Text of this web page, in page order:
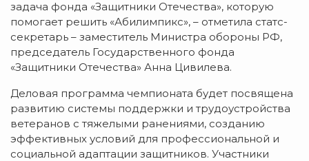
задача фонда «Защитники Отечества», которую
помогает решить «Абилимпикс», – отметила статс-
секретарь – заместитель Министра обороны РФ,
председатель Государственного фонда
«Защитники Отечества» Анна Цивилева.
Деловая программа чемпионата будет посвящена
развитию системы поддержки и трудоустройства
ветеранов с тяжелыми ранениями, созданию
эффективных условий для профессиональной и
социальной адаптации защитников. Участники